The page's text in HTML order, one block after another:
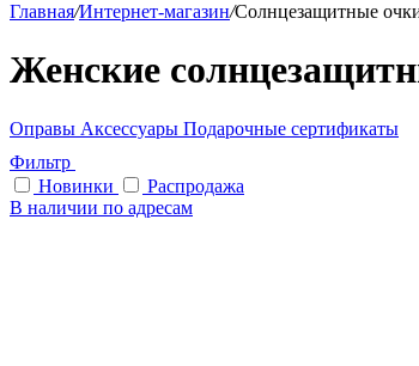
Главная/Интернет-магазин/Солнцезащитные
Женские
Оправы Аксессуары Подарочные сертификаты
Фильтр
Новинки
Распродажа
В наличии по адресам